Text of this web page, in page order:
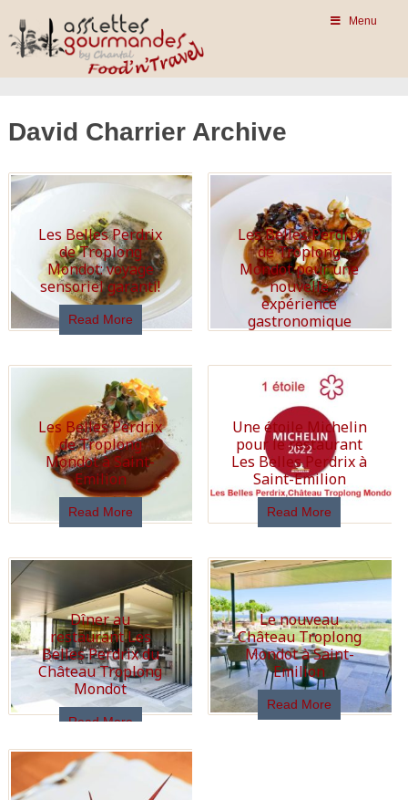
Menu
David Charrier Archive
Les Belles Perdrix
de Troplong
Mondot: voyage
sensoriel garanti!
Read More
Les Belles Perdrix
de Troplong
Mondot pour une
nouvelle
expérience
gastronomique
Les Belles Perdrix
de Troplong
Mondot à Saint-
Emilion
Read More
Une étoile Michelin
pour le restaurant
Les Belles Perdrix à
Saint-Emilion
Read More
Dîner au
restaurant Les
Belles Perdrix du
Château Troplong
Mondot
Read More
Le nouveau
Château Troplong
Mondot à Saint-
Emilion
Read More